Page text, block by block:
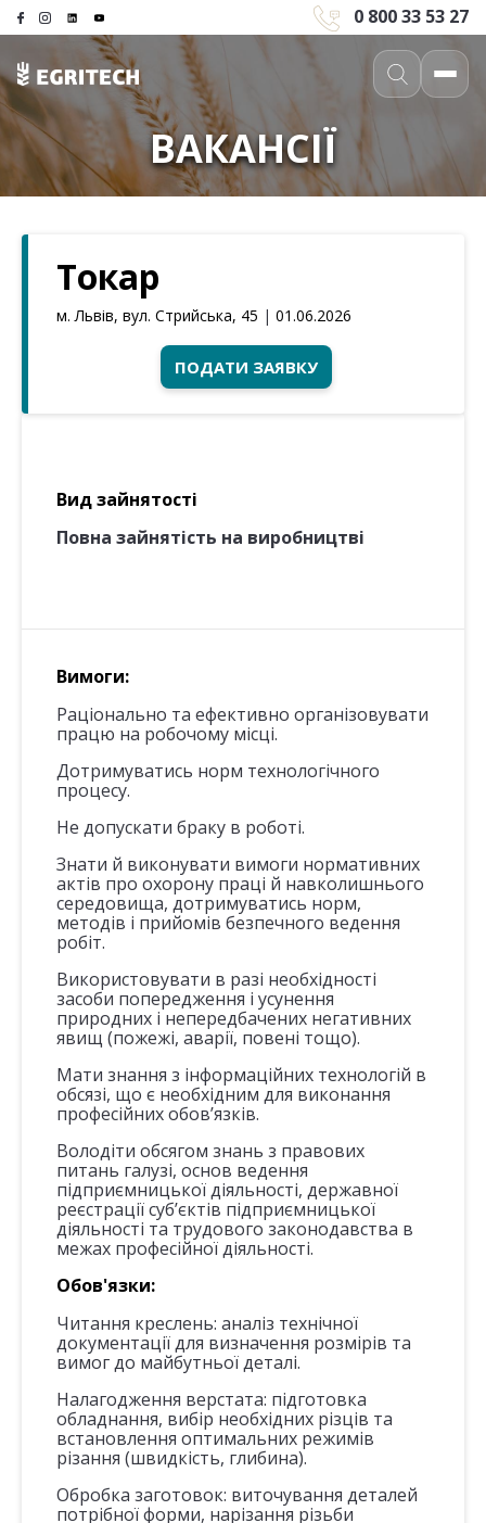
0 800 33 53 27
ВАКАНСІЇ
Токар
м. Львів, вул. Стрийська, 45 | 01.06.2026
ПОДАТИ ЗАЯВКУ
Вид зайнятості
Повна зайнятість на виробництві
Вимоги:
Раціонально та ефективно організовувати
працю на робочому місці.
Дотримуватись норм технологічного
процесу.
Не допускати браку в роботі.
Знати й виконувати вимоги нормативних
актів про охорону праці й навколишнього
середовища, дотримуватись норм,
методів і прийомів безпечного ведення
робіт.
Використовувати в разі необхідності
засоби попередження і усунення
природних і непередбачених негативних
явищ (пожежі, аварії, повені тощо).
Мати знання з інформаційних технологій в
обсязі, що є необхідним для виконання
професійних обов’язків.
Володіти обсягом знань з правових
питань галузі, основ ведення
підприємницької діяльності, державної
реєстрації суб’єктів підприємницької
діяльності та трудового законодавства в
межах професійної діяльності.
Обов'язки:
Читання креслень: аналіз технічної
документації для визначення розмірів та
вимог до майбутньої деталі.
Налагодження верстата: підготовка
обладнання, вибір необхідних різців та
встановлення оптимальних режимів
різання (швидкість, глибина).
Обробка заготовок: виточування деталей
потрібної форми, нарізання різьби